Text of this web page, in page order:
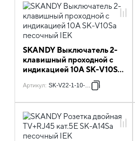
SKANDY Выключатель 2-
клавишный проходной с
индикацией 10А SK-V10Sa
Артикул: SK-V22-1-10-K98